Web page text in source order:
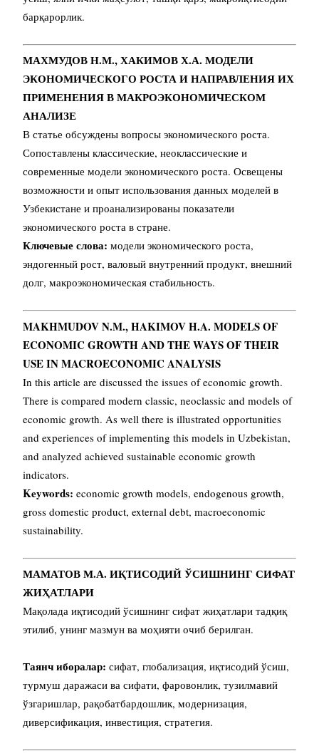
барқарорлик.
МАХМУДОВ Н.М., ХАКИМОВ Х.А. МОДЕЛИ
ЭКОНОМИЧЕСКОГО РОСТА ИНАПРАВЛЕНИЯ ИХ
ПРИМЕНЕНИЯ В МАКРОЭКОНОМИЧЕСКОМ
АНАЛИЗЕ
В статье обсуждены вопросы экономического роста.
Сопоставлены классические, неоклассические и
современные модели экономического роста. Освещены
возможности и опыт использования данных моделей в
Узбекистане и проанализированы показатели
экономического роста в стране.
Ключевые слова: модели экономического роста,
эндогенный рост, валовый внутренний продукт, внешний
долг, макроэкономическая стабильность.
MAKHMUDOV N.M., HAKIMOV H.A. MODELS OF
ECONOMIC GROWTH AND THE WAYSOF THEIR
USE IN MACROECONOMIC ANALYSIS
In this article are discussed the issues of economic growth.
There is compared modern classic, neoclassic and models of
economic growth. As well there is illustrated opportunities
and experiences of implementing this models in Uzbekistan,
and analyzed achieved sustainable economic growth
indicators.
Keywords: economic growth models, endogenous growth,
gross domestic product, external debt, macroeconomic
sustainability.
МАМАТОВ М.А. ИҚТИСОДИЙ ЎСИШНИНГ СИФАТ
ЖИҲАТЛАРИ
Мақолада иқтисодий ўсишнинг сифат жиҳатлари тадқиқ
этилиб, унинг мазмун ва моҳияти очиб берилган.
Таянч иборалар: сифат, глобализация, иқтисодий ўсиш,
турмуш даражаси ва сифати, фаровонлик, тузилмавий
ўзгаришлар, рақобатбардошлик, модернизация,
диверсификация, инвестиция, стратегия.